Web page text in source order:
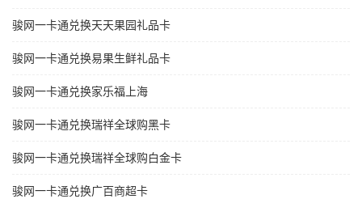
骏网一卡通兑换天天果园礼品卡
骏网一卡通兑换易果生鲜礼品卡
骏网一卡通兑换家乐福上海
骏网一卡通兑换瑞祥全球购黑卡
骏网一卡通兑换瑞祥全球购白金卡
骏网一卡通兑换广百商超卡